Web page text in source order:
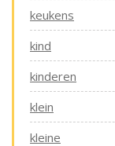
keukens
kind
kinderen
klein
kleine